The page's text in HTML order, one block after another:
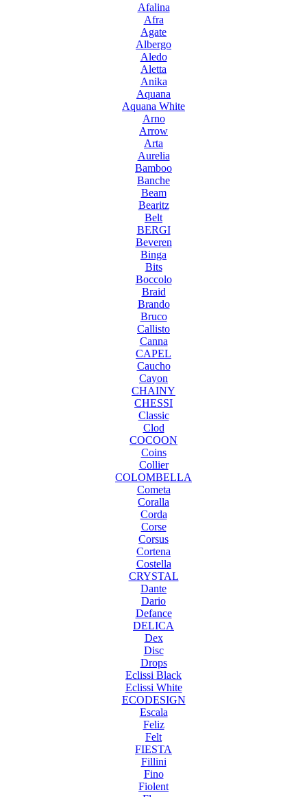
Afalina
Afra
Agate
Albergo
Aledo
Aletta
Anika
Aquana
Aquana White
Arno
Arrow
Arta
Aurelia
Bamboo
Banche
Beam
Bearitz
Belt
BERGI
Beveren
Binga
Bits
Boccolo
Braid
Brando
Bruco
Callisto
Canna
CAPEL
Caucho
Cayon
CHAINY
CHESSI
Classic
Clod
COCOON
Coins
Collier
COLOMBELLA
Cometa
Coralla
Corda
Corse
Corsus
Cortena
Costella
CRYSTAL
Dante
Dario
Defance
DELICA
Dex
Disc
Drops
Eclissi Black
Eclissi White
ECODESIGN
Escala
Feliz
Felt
FIESTA
Fillini
Fino
Fiolent